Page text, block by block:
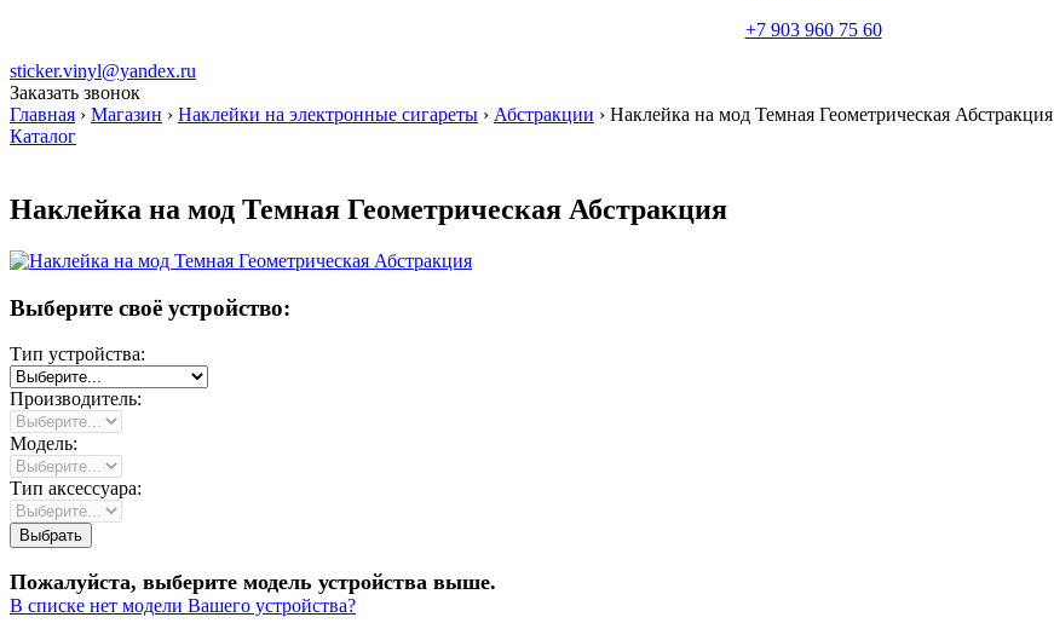
+7 903 960 75 60
sticker.vinyl@yandex.ru
Заказать звонок
Главная › Магазин › Наклейки на электронные сигареты › Абстракции › Наклейка на мод Темная Геометрическая Абстракция
Каталог
Наклейка на мод Темная Геометрическая Абстракция
Выберите своё устройство:
Тип устройства:
Производитель:
Модель:
Тип аксессуара:
Пожалуйста, выберите модель устройства выше.
В списке нет модели Вашего устройства?